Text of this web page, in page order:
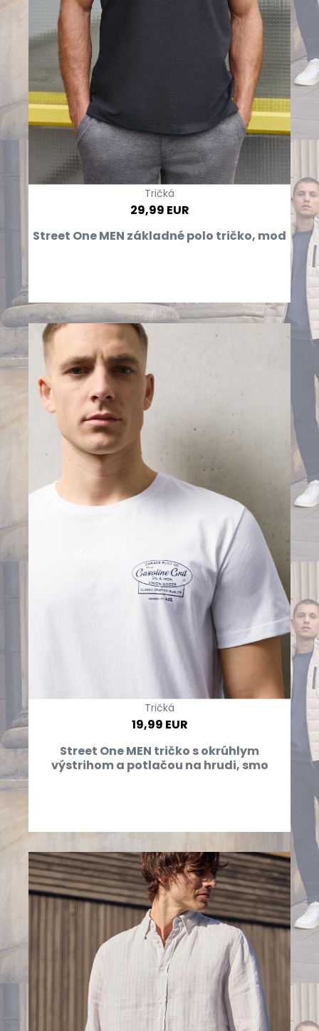
Tričká
29,99 EUR
Street One MEN základné polo tričko, mod
Tričká
19,99 EUR
Street One MEN tričko s okrúhlym
výstrihom a potlačou na hrudi, smo